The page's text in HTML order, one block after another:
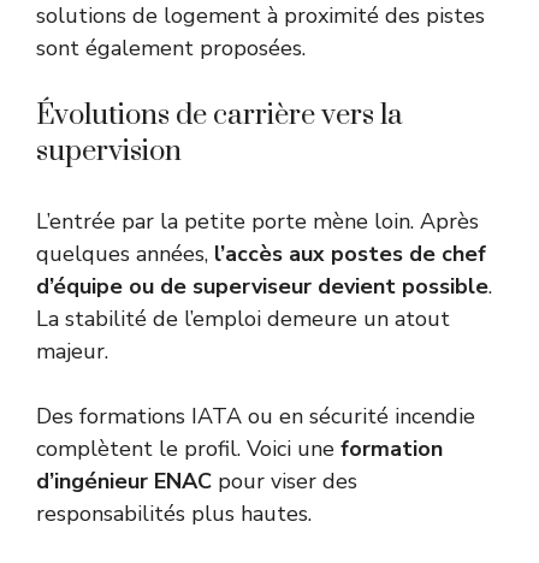
solutions de logement à proximité des pistes
sont également proposées.
Évolutions de carrière vers la
supervision
L’entrée par la petite porte mène loin. Après
quelques années, l’accès aux postes de chef
d’équipe ou de superviseur devient possible.
La stabilité de l’emploi demeure un atout
majeur.
Des formations IATA ou en sécurité incendie
complètent le profil. Voici une formation
d’ingénieur ENAC pour viser des
responsabilités plus hautes.